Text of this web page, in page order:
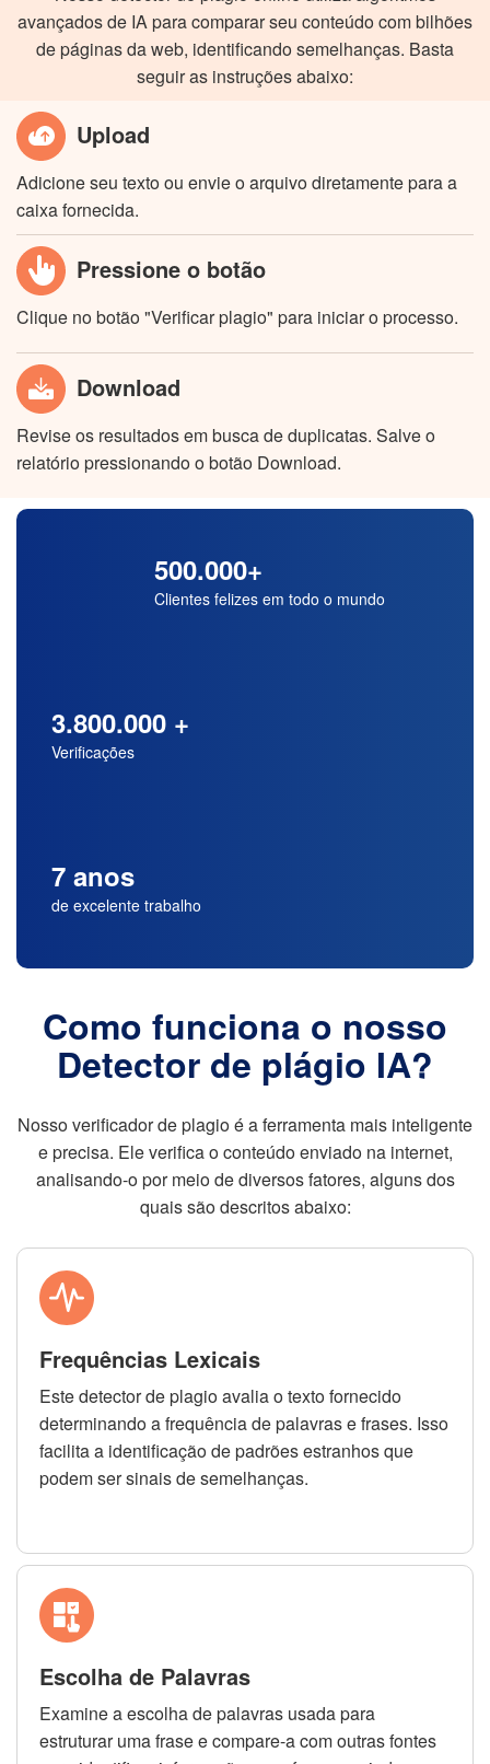
avançados de IA para comparar seu conteúdo com bilhões
de páginas da web, identificando semelhanças. Basta
seguir as instruções abaixo:
Upload
Adicione seu texto ou envie o arquivo diretamente para a
caixa fornecida.
Pressione o botão
Clique no botão "Verificar plagio" para iniciar o processo.
Download
Revise os resultados em busca de duplicatas. Salve o
relatório pressionando o botão Download.
500.000+
Clientes felizes em todo o mundo
3.800.000 +
Verificações
7 anos
de excelente trabalho
Como funciona o nosso
Detector de plágio IA?
Nosso verificador de plagio é a ferramenta mais inteligente
e precisa. Ele verifica o conteúdo enviado na internet,
analisando-o por meio de diversos fatores, alguns dos
quais são descritos abaixo:
Frequências Lexicais
Este detector de plagio avalia o texto fornecido
determinando a frequência de palavras e frases. Isso
facilita a identificação de padrões estranhos que
podem ser sinais de semelhanças.
Escolha de Palavras
Examine a escolha de palavras usada para
estruturar uma frase e compare-a com outras fontes